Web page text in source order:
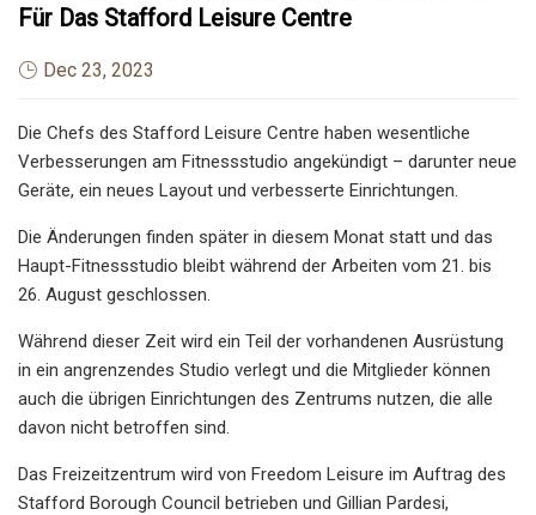
Für Das Stafford Leisure Centre
Dec 23, 2023
Die Chefs des Stafford Leisure Centre haben wesentliche
Verbesserungen am Fitnessstudio angekündigt – darunter neue
Geräte, ein neues Layout und verbesserte Einrichtungen.
Die Änderungen finden später in diesem Monat statt und das
Haupt-Fitnessstudio bleibt während der Arbeiten vom 21. bis
26. August geschlossen.
Während dieser Zeit wird ein Teil der vorhandenen Ausrüstung
in ein angrenzendes Studio verlegt und die Mitglieder können
auch die übrigen Einrichtungen des Zentrums nutzen, die alle
davon nicht betroffen sind.
Das Freizeitzentrum wird von Freedom Leisure im Auftrag des
Stafford Borough Council betrieben und Gillian Pardesi,